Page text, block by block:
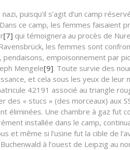
puisqu’il s’agit d’un camp
ce camp, les femmes faisaient
[7] qui témoignera au procès de
les femmes sont
empoisonnement par
Mengele[9]. Toute survie des
et cela sous les yeux de leur
42191 associé au triangle
« stucs » (des morceaux) aux
éliminées. Une chambre à gaz fut
installée dans le camp,
et même si l’usine fut la cible de
à l’ouest de Leipzig au